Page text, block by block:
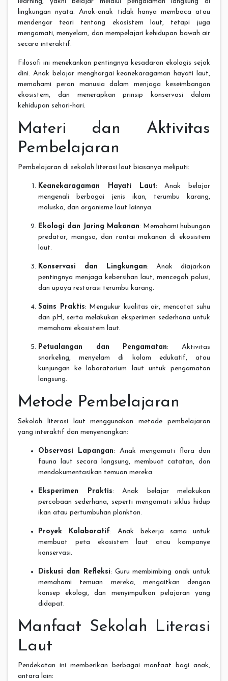
lingkungan nyata. Anak-anak tidak hanya membaca atau
mendengar teori tentang ekosistem laut, tetapi juga
mengamati, menyelam, dan mempelajari kehidupan bawah air
secara interaktif.
Filosofi ini menekankan pentingnya kesadaran ekologis sejak
dini. Anak belajar menghargai keanekaragaman hayati laut,
memahami peran manusia dalam menjaga keseimbangan
ekosistem, dan menerapkan prinsip konservasi dalam
kehidupan sehari-hari.
Materi dan Aktivitas
Pembelajaran
Pembelajaran di sekolah literasi laut biasanya meliputi:
Keanekaragaman Hayati Laut: Anak belajar
mengenali berbagai jenis ikan, terumbu karang,
moluska, dan organisme laut lainnya.
Ekologi dan Jaring Makanan: Memahami hubungan
predator, mangsa, dan rantai makanan di ekosistem
laut.
Konservasi dan Lingkungan: Anak diajarkan
pentingnya menjaga kebersihan laut, mencegah polusi,
dan upaya restorasi terumbu karang.
Sains Praktis: Mengukur kualitas air, mencatat suhu
dan pH, serta melakukan eksperimen sederhana untuk
memahami ekosistem laut.
Petualangan dan Pengamatan: Aktivitas
snorkeling, menyelam di kolam edukatif, atau
kunjungan ke laboratorium laut untuk pengamatan
langsung.
Metode Pembelajaran
Sekolah literasi laut menggunakan metode pembelajaran
yang interaktif dan menyenangkan:
Observasi Lapangan: Anak mengamati flora dan
fauna laut secara langsung, membuat catatan, dan
mendokumentasikan temuan mereka.
Eksperimen Praktis: Anak belajar melakukan
percobaan sederhana, seperti mengamati siklus hidup
ikan atau pertumbuhan plankton.
Proyek Kolaboratif: Anak bekerja sama untuk
membuat peta ekosistem laut atau kampanye
konservasi.
Diskusi dan Refleksi: Guru membimbing anak untuk
memahami temuan mereka, mengaitkan dengan
konsep ekologi, dan menyimpulkan pelajaran yang
didapat.
Manfaat Sekolah Literasi
Laut
Pendekatan ini memberikan berbagai manfaat bagi anak,
antara lain: